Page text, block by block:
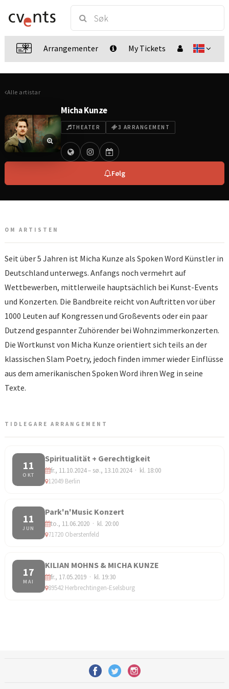
Arrangementer My Tickets
Alle artistar
Micha Kunze
THEATER 3 ARRANGEMENT
Følg
OM ARTISTEN
Seit über 5 Jahren ist Micha Kunze als Spoken Word Künstler in
Deutschland unterwegs. Anfangs noch vermehrt auf
Wettbewerben, mittlerweile hauptsächlich bei Kunst-Events
und Konzerten. Die Bandbreite reicht von Auftritten vor über
1000 Leuten auf Kongressen und Großevents oder ein paar
Dutzend gespannter Zuhörender bei Wohnzimmerkonzerten.
Die Wortkunst von Micha Kunze orientiert sich teils an der
klassischen Slam Poetry, jedoch finden immer wieder Einflüsse
aus dem amerikanischen Spoken Word ihren Weg in seine
Texte.
TIDLEGARE ARRANGEMENT
11
OKT
Spiritualität + Gerechtigkeit
fr., 11.10.2024 – sø., 13.10.2024 · kl. 18:00
12049 Berlin
11
JUN
Park'n'Music Konzert
to., 11.06.2020 · kl. 20:00
71720 Oberstenfeld
17
MAI
KILIAN MOHNS & MICHA KUNZE
fr., 17.05.2019 · kl. 19:30
89542 Herbrechtingen-Eselsburg